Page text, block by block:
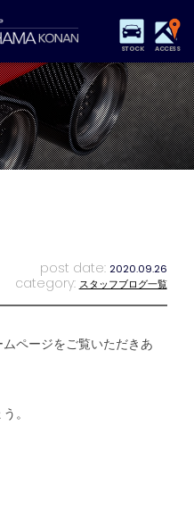
STOCK ACCESS
ビス パーツリスト
報 アクセスマップ
業 注文販売
post date: 2020.09.26
category: スタッフブログ一覧
ページをご覧いただきあ
。